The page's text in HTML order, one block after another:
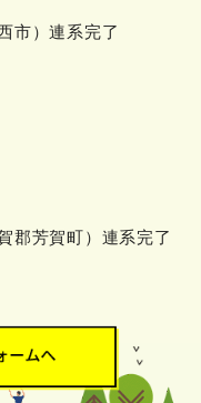
市）連系完了
郡芳賀町）連系完了